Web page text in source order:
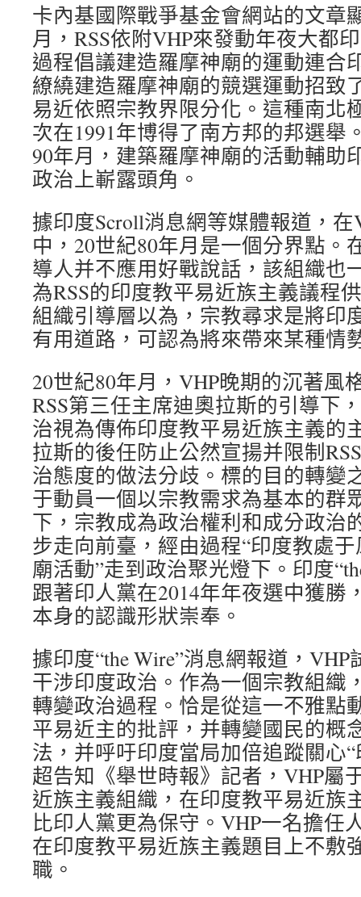
卡內基國際戰爭基金會網站的文章
月，RSS依附VHP來發動年夜大都
過程倡議建造羅摩神廟的運動連合
繚繞建造羅摩神廟的競選運動招致
易近依照宗教界限分化。這種南北
次在1991年博得了南方邦的邦選舉
90年月，建築羅摩神廟的活動輔助
政治上嶄露頭角。
據印度Scroll消息網等媒體報道，
中，20世紀80年月是一個分界點。
導人并不應用好戰說話，該組織也
為RSS的印度教平易近族主義議程
組織引導層以為，宗教尋求是將印
有用道路，可認為將來帶來某種情
20世紀80年月，VHP晚期的沉著風
RSS第三任主席迪奧拉斯的引導下
治視為傳佈印度教平易近族主義的
拉斯的後任防止公然宣揚并限制
治態度的做法分歧。標的目的轉變
于動員一個以宗教需求為基本的群
下，宗教成為政治權利和成分政治
步走向前臺，經由過程“印度教處
廟活動”走到政治聚光燈下。印度
跟著印人黨在2014年年夜選中獲勝
本身的認識形狀崇奉。
據印度“the Wire”消息網報道，
干涉印度政治。作為一個宗教組織
轉變政治過程。恰是從這一不雅點
平易近主的批評，并轉變國民的概
法，并呼吁印度當局加倍追蹤關心
超告知《舉世時報》記者，VHP屬
近族主義組織，在印度教平易近族
比印人黨更為保守。VHP一名擔任
在印度教平易近族主義題目上不敷
職。